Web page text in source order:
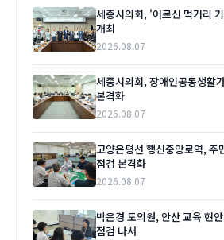
세종시의회, '어르신 먹거리
개최
2026.08.07
세종시의회, 장애인공동생활
본격화
2026.08.07
고양은평선 행신중앙로역, 주
점검 본격화
2026.08.07
박은경 도의원, 안산 교육 현
점검 나서